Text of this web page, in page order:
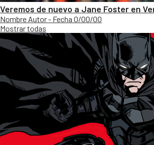
Veremos de nuevo a Jane Foster en
Nombre Autor - Fecha 0/00/00
Mostrar todas